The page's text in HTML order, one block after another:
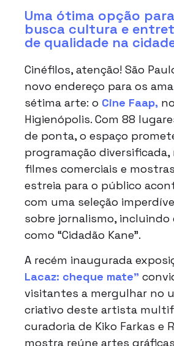
Uma ótima opção
busca cultura e
de qualidade na
Cinéfilos, atenção! São
novo endereço para os
sétima arte: o Cine Faap,
Higienópolis. Com 88
de ponta, o espaço
programação diversificada,
filmes comerciais e
estreia para o público
com uma seleção
sobre jornalismo, incluindo
como “Cidadão Kane”.
A recém inaugurada
Lacaz: cheque mate”
visitantes a mergulhar no
criativo deste artista
curadoria de Kiko Farkas e
mostra reúne artes